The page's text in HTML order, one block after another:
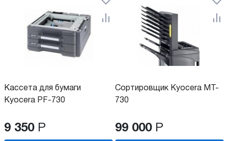
Кассета для бумаги
Kyocera PF-730
9 350 Р
Сортировщик Kyocera MT-
730
99 000 Р